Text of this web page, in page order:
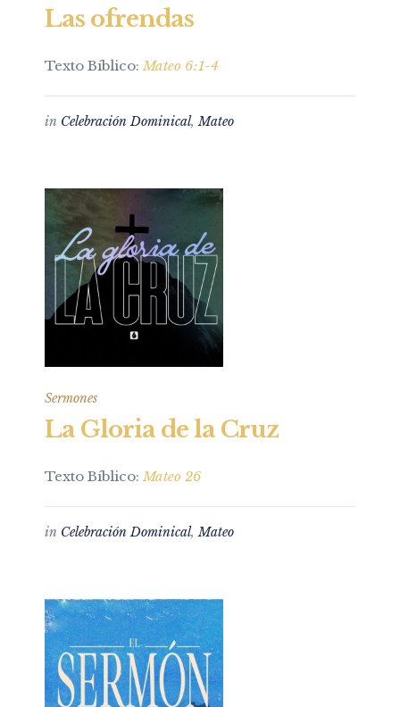
Las ofrendas
Texto Bíblico:Mateo 6:1-4
in Celebración Dominical,Mateo
Sermones
La Gloria de la Cruz
Texto Bíblico:Mateo 26
in Celebración Dominical,Mateo